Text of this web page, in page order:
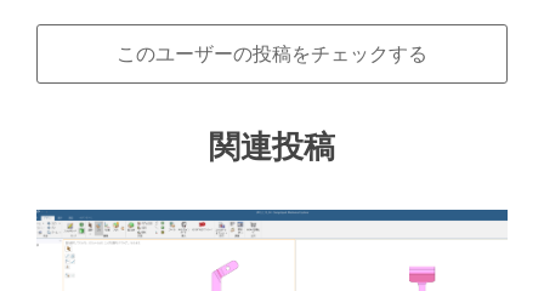
このユーザーの投稿をチェックする
関連投稿